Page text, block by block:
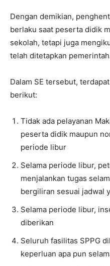
Dengan demikian,
berlaku saat peserta didik
sekolah, tetapi juga
telah ditetapkan
Dalam SE tersebut,
berikut:
Tidak ada pelayanan
peserta didik maupun
periode libur
Selama periode libur,
menjalankan tugas
bergiliran sesuai jadwal
Selama periode libur,
diberikan
Seluruh fasilitas SPPG
keperluan apa pun